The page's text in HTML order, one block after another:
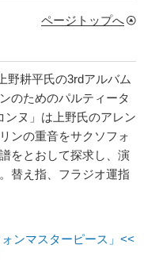
ページトップへ
野耕平氏の3rdアルバム
のためのパルティータ
ンヌ」は上野氏のアレン
ンの重音をサクソフォ
をとおして探求し、演
替え指、フラジオ運指
ンマスターピース」<<